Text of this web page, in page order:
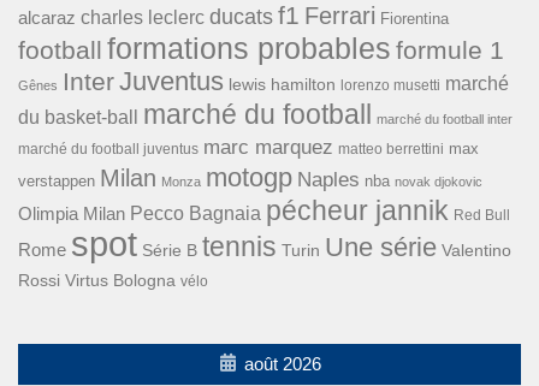
alcaraz charles leclerc ducats f1 Ferrari Fiorentina
football formations probables formule 1
Gênes InterJuventus lewis hamilton lorenzo musetti marché
du basket-ball
marché du football marché du football inter
marché du football juventus marc marquez matteo berrettini max
verstappen Milan Monza motogp Naples nba novak djokovic
Olimpia Milan Pecco Bagnaia pécheur jannik Red Bull
Rome spot Série B tennis Turin Une série Valentino
Rossi Virtus Bologna vélo
août 2026